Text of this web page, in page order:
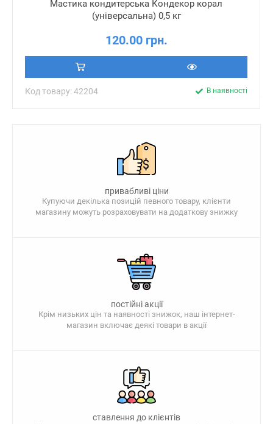
Мастика кондитерська Кондекор корал
(універсальна) 0,5 кг
120.00 грн.
Код товару: 42204 В наявності
привабливі ціни
Купуючи декілька позицій певного товару, клієнти
магазину можуть розраховувати на додаткову знижку
постійні акції
Крім низьких цін та наявності знижок, наш інтернет-
магазин включає деякі товари в акції
ставлення до клієнтів